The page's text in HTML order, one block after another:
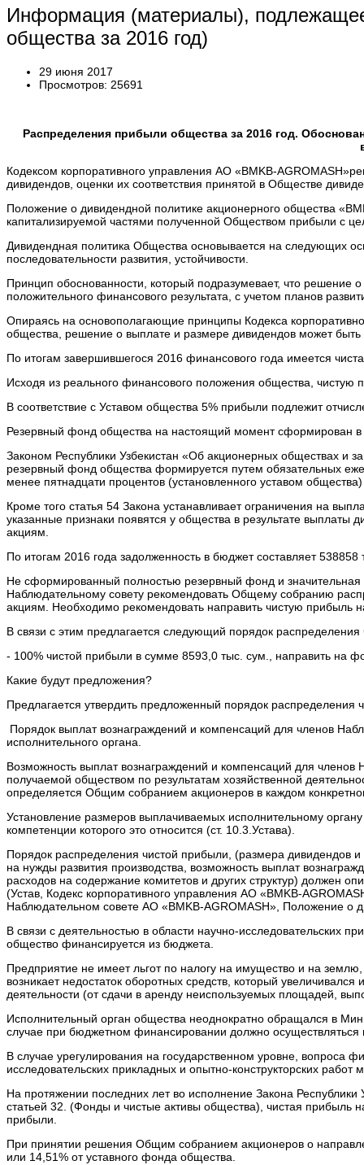
Информация (материалы),
общества за 2016 год)
29 июня 2017
Просмотров: 25691
Распределения прибыли общества за 2016 год.
Кодексом корпоративного управления АО «BMKB-
дивидендов, оценки их соответствия принятой в Обществе
Положение о дивидендной политике акционерного общества
капитализируемой частями полученной Обществом прибыли с
Дивидендная политика Общества основывается на следующих
последовательности развития, устойчивости.
Принцип обоснованности, который подразумевает, что
положительного финансового результата, с учетом планов
Опираясь на основополагающие принципы Кодекса
общества, решение о выплате и размере дивидендов может быть
По итогам завершившегося 2016 финансового года имеется
Исходя из реального финансового положения общества,
В соответствие с Уставом общества 5% прибыли подлежит
Резервный фонд общества на настоящий момент сформирован в
Законом Республики Узбекистан «Об акционерных обществах и
резервный фонд общества формируется путем обязательных
менее пятнадцати процентов (установленного уставом
Кроме того статья 54 Закона устанавливает ограничения на
указанные признаки появятся у общества в результате
акциям.
По итогам 2016 года задолженность в бюджет составляет
Не сформированный полностью резервный фонд и
Наблюдательному совету рекомендовать Общему собранию
акциям. Необходимо рекомендовать направить чистую прибыль
В связи с этим предлагается следующий порядок
- 100% чистой прибыли в сумме 8593,0 тыс. сум., направить на
Какие будут предложения?
Предлагается утвердить предложенный порядок
Порядок выплат вознаграждений и компенсаций для членов
исполнительного органа.
Возможность выплат вознаграждений и компенсаций для членов
получаемой обществом по результатам хозяйственной
определяется Общим собранием акционеров в каждом
Установление размеров выплачиваемых исполнительному
компетенции которого это относится (ст. 10.3.Устава).
Порядок распределения чистой прибыли, (размера дивидендов
на нужды развития производства, возможность выплат
расходов на содержание комитетов и других структур) должен
(Устав, Кодекс корпоративного управления АО «BMKB-
Наблюдательном совете АО «BMKB-AGROMASH», Положение о
В связи с деятельностью в области научно-исследовательских
общество финансируется из бюджета.
Предприятие не имеет льгот по налогу на имущество и на
возникает недостаток оборотных средств, который
деятельности (от сдачи в аренду неиспользуемых площадей,
Исполнительный орган общества неоднократно обращался в
случае при бюджетном финансировании должно
В случае урегулирования на государственном уровне, вопроса
исследовательских прикладных и опытно-конструкторских
На протяжении последних лет во исполнение Закона
статьей 32. (Фонды и чистые активы общества), чистая прибыль
прибыли.
При принятии решения Общим собранием акционеров о
или 14,51% от уставного фонда общества.